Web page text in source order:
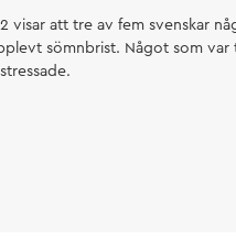
visar att tre av fem svenskar
sömnbrist. Något som var